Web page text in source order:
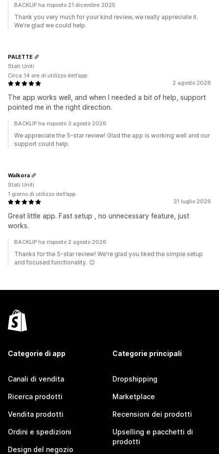
BACKLIP ha risposto 21 dicembre 2025
Thank you very much for your kind review, we really appreciate it.
We're glad we could help.
2 agosto 2026
The app works well, and when I needed a bit of help, support
pointed me in the right direction.
PALETTE
Stati Uniti
Circa 14 ore di utilizzo dell’app
BACKLIP ha risposto 3 agosto 2026
We appreciate the 5-star review! Glad the app is working well and our
support could help.
31 luglio 2026
Great little app. Fast setup , no unnecessary feature, just
works.
Walkora
Stati Uniti
1 giorno di utilizzo dell’app
BACKLIP ha risposto 2 agosto 2026
Thanks for the 5-star review! We're glad you liked the simple setup
and focused functionality. 😊
Categorie di app
Canali di vendita
Ricerca prodotti
Vendita prodotti
Ordini e spedizioni
Design del negozio
Categorie principali
Dropshipping
Marketplace
Recensioni dei prodotti
Upselling e pacchetti di
prodotti